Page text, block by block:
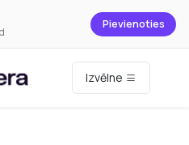
Pievienoties
Izvēlne